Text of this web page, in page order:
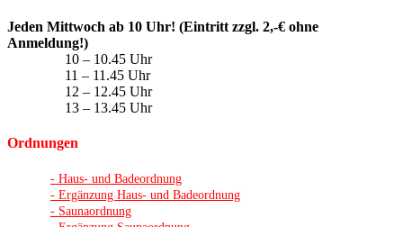
Jeden Mittwoch ab 10 Uhr! (Eintritt zzgl. 2,-€ ohne
Anmeldung!)
10 – 10.45 Uhr
11 – 11.45 Uhr
12 – 12.45 Uhr
13 – 13.45 Uhr
Ordnungen
- Haus- und Badeordnung
- Ergänzung Haus- und Badeordnung
- Saunaordnung